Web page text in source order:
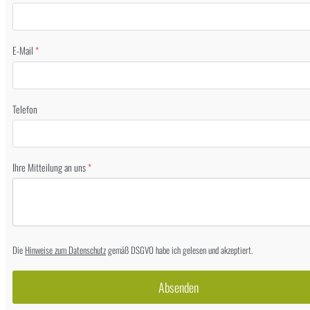
E-Mail*
Telefon
Ihre Mitteilung an uns*
Die Hinweise zum Datenschutzgemäß DSGVO habe ich gelesen und akzeptiert.
Absenden